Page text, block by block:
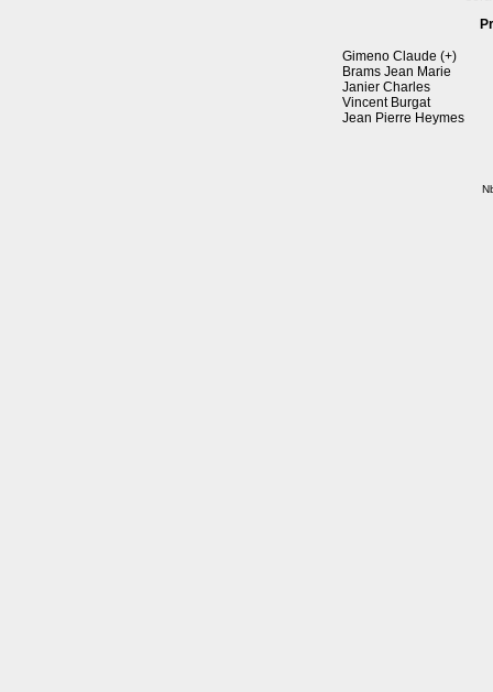
Gimeno Claude (+)
Brams Jean Marie
Janier Charles
Vincent Burgat
Jean Pierre Heymes